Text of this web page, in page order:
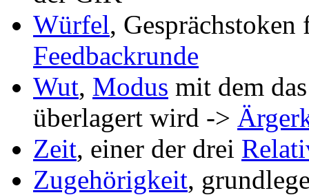
Würfel,
Feedbackrunde
Wut, Modus mit dem
überlagert wird ->
Zeit, einer der drei
Zugehörigkeit,